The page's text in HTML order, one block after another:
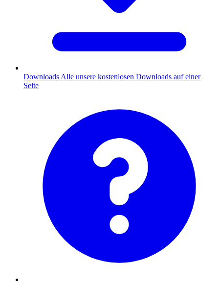
Downloads Alle unsere kostenlosen Downloads auf einer
Seite